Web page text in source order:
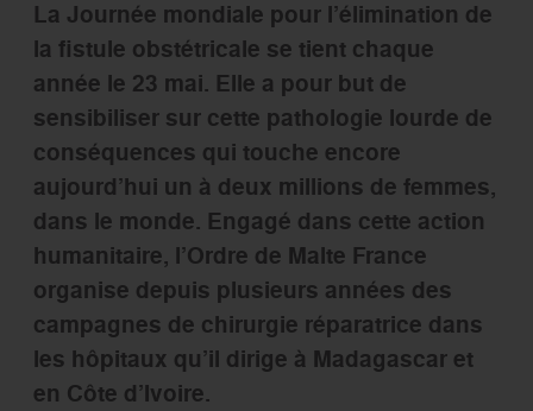
La Journée mondiale pour l’élimination de
la fistule obstétricale se tient chaque
année le 23 mai. Elle a pour but de
sensibiliser sur cette pathologie lourde de
conséquences qui touche encore
aujourd’hui un à deux millions de femmes,
dans le monde. Engagé dans cette action
humanitaire, l’Ordre de Malte France
organise depuis plusieurs années des
campagnes de chirurgie réparatrice dans
les hôpitaux qu’il dirige à Madagascar et
en Côte d’Ivoire.